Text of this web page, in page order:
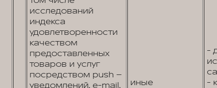
исследований
индекса
удовлетворенности
качеством
предоставленных
товаров и услуг
посредством push –
уведомлений, e-mail,
иные
-
-